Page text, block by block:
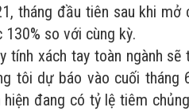
tháng đầu tiên sau khi
so với cùng kỳ.
tính xách tay toàn ngành
tôi dự báo vào cuối
đang có tỷ lệ tiêm